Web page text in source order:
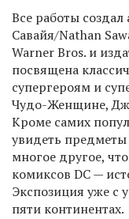
Все работы
Савайя/Nathan
Warner Bros. и
посвящена
супергероям и
Чудо-Женщине,
Кроме самих
увидеть предметы
многое другое,
комиксов DC —
Экспозиция уже с
пяти континентах.